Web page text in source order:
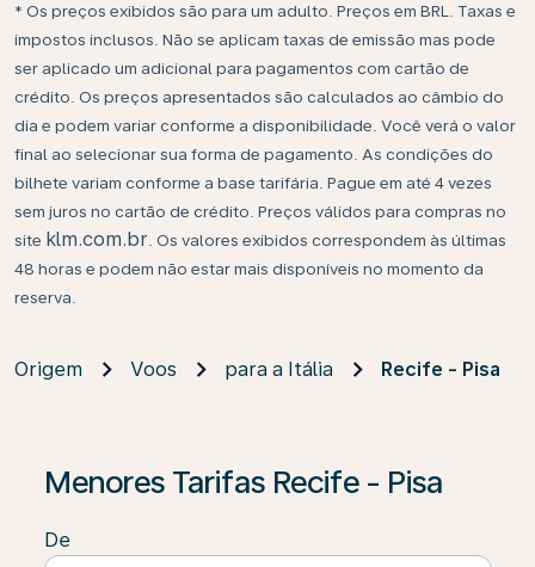
* Os preços exibidos são para um adulto. Preços em BRL. Taxas e
impostos inclusos. Não se aplicam taxas de emissão mas pode
ser aplicado um adicional para pagamentos com cartão de
crédito. Os preços apresentados são calculados ao câmbio do
dia e podem variar conforme a disponibilidade. Você verá o valor
final ao selecionar sua forma de pagamento. As condições do
bilhete variam conforme a base tarifária. Pague em até 4 vezes
sem juros no cartão de crédito. Preços válidos para compras no
site klm.com.br . Os valores exibidos correspondem às últimas
48 horas e podem não estar mais disponíveis no momento da
reserva.
Origem Voos para a Itália Recife - Pisa
Menores Tarifas Recife - Pisa
De
Se não forem encontrados resultados, clique em